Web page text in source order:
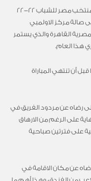
تعادل الفريق الأول لنادي العين لكرة اليد مع منتخب مصر للشباب 22-22
صالة مركز الاولمبي
القاهرة والذي يستمر
وانتهى الشوط الأول بتقدم العين بنتيجة 12-10 قبل أن تنتهي المباراة
رضاه عن مردود الفريق في
على الرغم من الارهاق
على فترتين صباحية
عن مكان الاقامة في